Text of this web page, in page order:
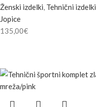
Ženski izdelki, Tehnični izdelki
Jopice
135,00€